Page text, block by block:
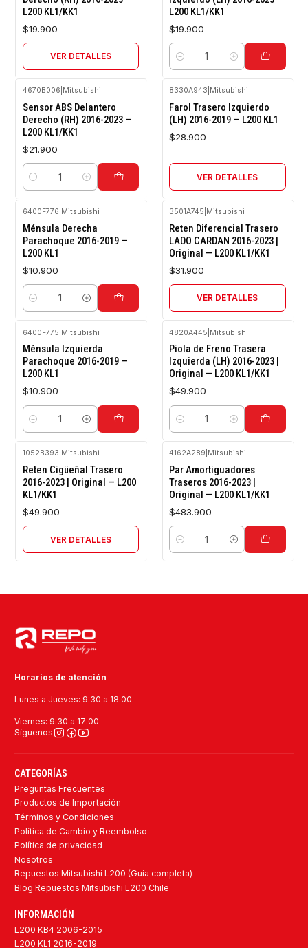
L200 KL1/KK1
$19.900
VER DETALLES
L200 KL1/KK1
$19.900
Cantidad
4670B006 Mitsubishi
Sensor ABS Delantero
Derecho (RH) 2016-2023 —
L200 KL1/KK1
$21.900
Cantidad
8330A943 Mitsubishi
Farol Trasero Izquierdo
(LH) 2016-2019 — L200 KL1
$28.900
VER DETALLES
6400F776 Mitsubishi
Ménsula Derecha
Parachoque 2016-2019 —
L200 KL1
$10.900
Cantidad
3501A745 Mitsubishi
Reten Diferencial Trasero
LADO CARDAN 2016-2023 |
Original — L200 KL1/KK1
$31.900
VER DETALLES
6400F775 Mitsubishi
Ménsula Izquierda
Parachoque 2016-2019 —
L200 KL1
$10.900
Cantidad
4820A445 Mitsubishi
Piola de Freno Trasera
Izquierda (LH) 2016-2023 |
Original — L200 KL1/KK1
$49.900
Cantidad
1052B393 Mitsubishi
Reten Cigüeñal Trasero
2016-2023 | Original — L200
KL1/KK1
$49.900
VER DETALLES
4162A289 Mitsubishi
Par Amortiguadores
Traseros 2016-2023 |
Original — L200 KL1/KK1
$483.900
Cantidad
Horarios de atención
Lunes a Jueves: 9:30 a 18:00
Viernes: 9:30 a 17:00
Síguenos
CATEGORÍAS
Preguntas Frecuentes
Productos de Importación
Términos y Condiciones
Política de Cambio y Reembolso
Política de privacidad
Nosotros
Repuestos Mitsubishi L200 (Guía completa)
Blog Repuestos Mitsubishi L200 Chile
INFORMACIÓN
L200 KB4 2006-2015
L200 KL1 2016-2019